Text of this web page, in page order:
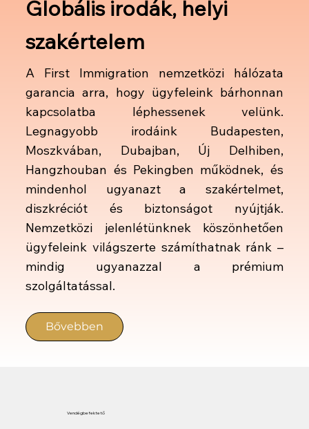
Globális irodák, helyi
szakértelem
A First Immigration nemzetközi hálózata
garancia arra, hogy ügyfeleink bárhonnan
kapcsolatba léphessenek velünk.
Legnagyobb irodáink Budapesten,
Moszkvában, Dubajban, Új Delhiben,
Hangzhouban és Pekingben működnek, és
mindenhol ugyanazt a szakértelmet,
diszkréciót és biztonságot nyújtják.
Nemzetközi jelenlétünknek köszönhetően
ügyfeleink világszerte számíthatnak ránk –
mindig ugyanazzal a prémium
szolgáltatással.
Bővebben
Vendégbefektető